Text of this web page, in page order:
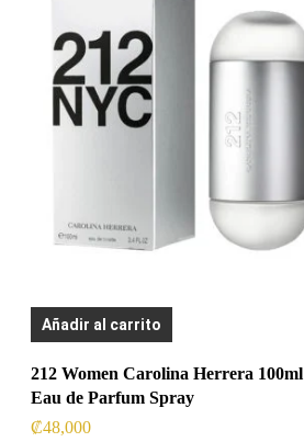
Añadir al carrito
212 Women Carolina Herrera 100ml
Eau de Parfum Spray
₡48,000